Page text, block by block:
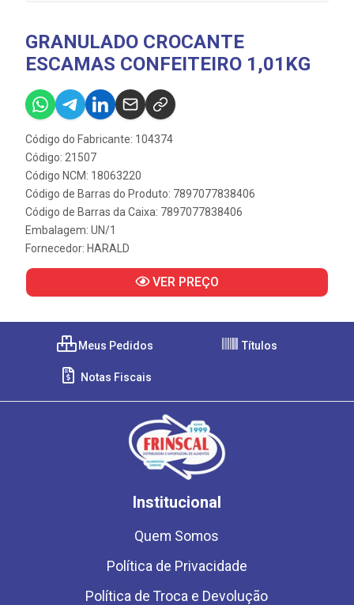
GRANULADO CROCANTE
ESCAMAS CONFEITEIRO 1,01KG
Código do Fabricante: 104374
Código: 21507
Código NCM: 18063220
Código de Barras do Produto: 7897077838406
Código de Barras da Caixa: 7897077838406
Embalagem: UN/1
Fornecedor: HARALD
VER PREÇO
Meus Pedidos Títulos
Notas Fiscais
Institucional
Quem Somos
Política de Privacidade
Política de Troca e Devolução